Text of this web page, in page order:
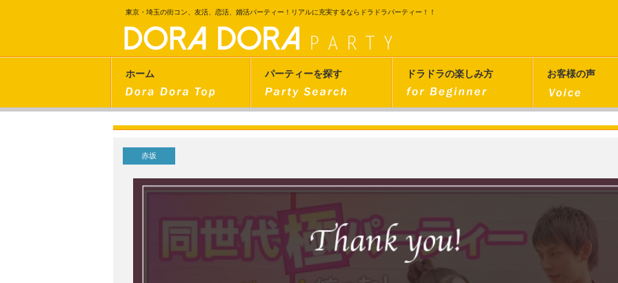
東京・埼玉の街コン、友活、恋活、婚活パーティー！リアルに充実するならドラドラパーティー！！
ホーム パーティーを探す ドラドラの楽しみ方 お客様の声
赤坂